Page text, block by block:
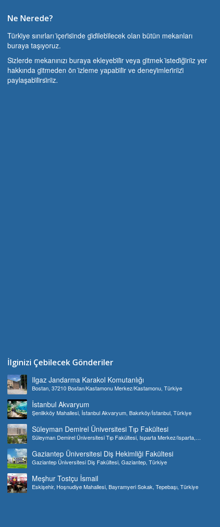
Ne Nerede?
Türki̇ye sınırları i̇çeri̇si̇nde gi̇di̇lebi̇lecek olan bütün mekanları
buraya taşıyoruz.
Si̇zlerde mekanınızı buraya ekleyebi̇li̇r veya gi̇tmek i̇stedi̇ği̇ni̇z yer
hakkında gi̇tmeden ön i̇zleme yapabi̇li̇r ve deneyi̇mleri̇ni̇zi̇
paylaşabi̇li̇rsi̇ni̇z.
İlginizi Çebilecek Gönderiler
Ilgaz Jandarma Karakol Komutanlığı
Bostan, 37210 Bostan/Kastamonu Merkez/Kastamonu, Türkiye
İstanbul Akvaryum
Şenlikköy Mahallesi, İstanbul Akvaryum, Bakırköy/İstanbul, Türkiye
Süleyman Demirel Üniversitesi Tıp Fakültesi
Süleyman Demirel Üniversitesi Tıp Fakültesi, Isparta Merkez/Isparta,
Gaziantep Üniversitesi Diş Hekimliği Fakültesi
Gaziantep Üniversitesi Diş Fakültesi, Gaziantep, Türkiye
Meşhur Tostçu İsmail
Eskişehir, Hoşnudiye Mahallesi, Bayramyeri Sokak, Tepebaşı, Türkiye